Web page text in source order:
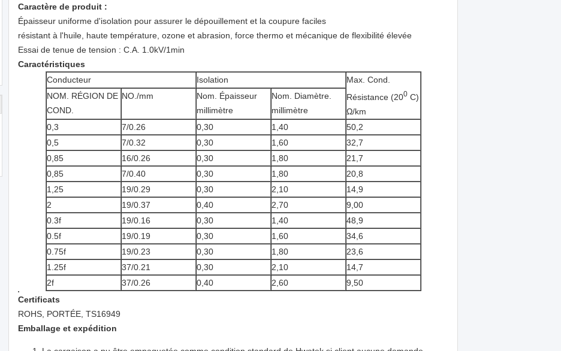
Caractère de produit :
Épaisseur uniforme d'isolation pour assurer le dépouillement et la coupure faciles
résistant à l'huile, haute température, ozone et abrasion, force thermo et mécanique de flexibilité élevée
Essai de tenue de tension : C.A. 1.0kV/1min
Caractéristiques
Conducteur
Isolation
Max. Cond.
Résistance (200C)
Ω/km
NOM. RÉGION DE
COND.
NO./mm
Nom. Épaisseur
millimètre
Nom. Diamètre.
millimètre
0,3
7/0.26 0,30 1,40
50,2
0,5
7/0.32 0,30 1,60
32,7
0,85
16/0.26 0,30 1,80
21,7
0,85
7/0.40 0,30 1,80
20,8
1,25
19/0.29 0,30 2,10
14,9
2
19/0.37 0,40 2,70
9,00
0.3f
19/0.16 0,30 1,40
48,9
0.5f
19/0.19 0,30 1,60
34,6
0.75f
19/0.23 0,30 1,80
23,6
1.25f
37/0.21 0,30 2,10
14,7
2f
37/0.26 0,40 2,60
9,50
Certificats
ROHS, PORTÉE, TS16949
Emballage et expédition